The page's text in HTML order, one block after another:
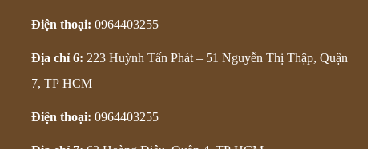
Điện thoại: 0964403255
Địa chỉ 6: 223 Huỳnh Tấn Phát – 51 Nguyễn Thị Thập, Quận
7, TP HCM
Điện thoại: 0964403255